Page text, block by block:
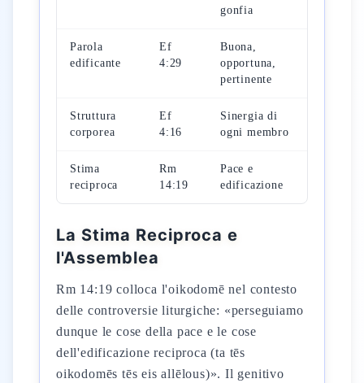
gonfia
Parola
edificante
Ef
4:29
Buona,
opportuna,
pertinente
Struttura
corporea
Ef
4:16
Sinergia di
ogni membro
Stima
reciproca
Rm
14:19
Pace e
edificazione
La Stima Reciproca e
l'Assemblea
Rm 14:19 colloca l'oikodomē nel contesto
delle controversie liturgiche: «perseguiamo
dunque le cose della pace e le cose
dell'edificazione reciproca (ta tēs
oikodomēs tēs eis allēlous)». Il genitivo